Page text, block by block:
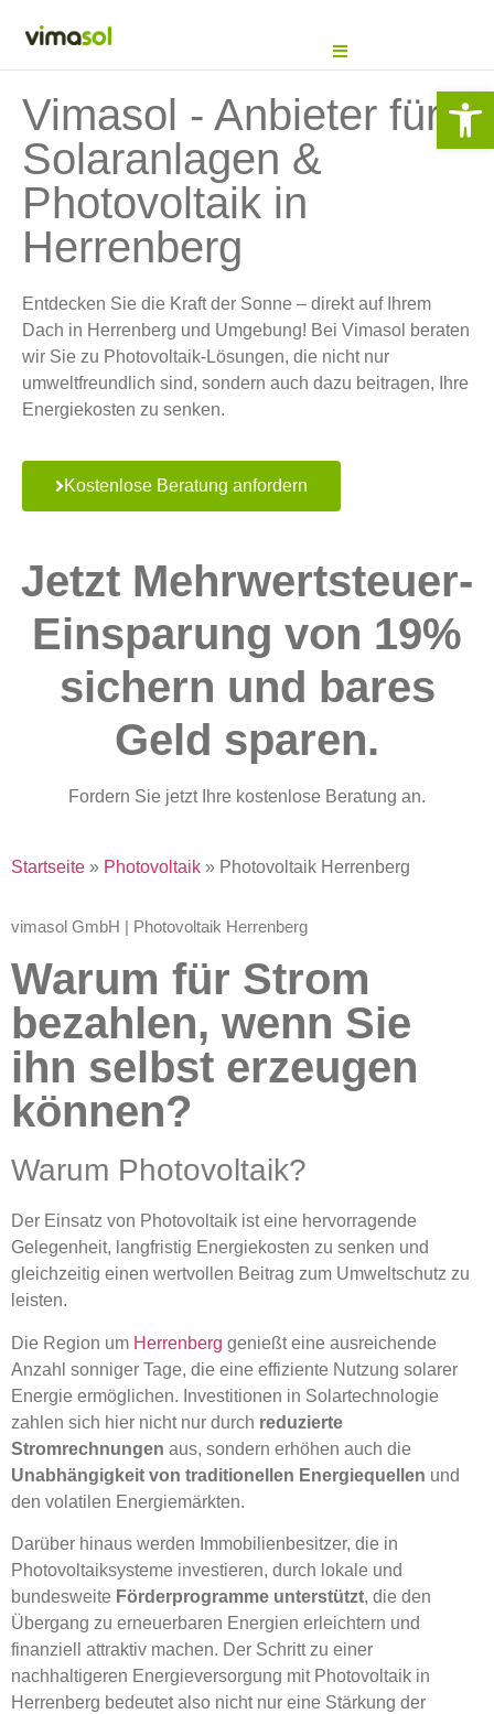
Vimasol - Anbieter für
Solaranlagen &
Photovoltaik in
Herrenberg
Entdecken Sie die Kraft der Sonne – direkt auf Ihrem
Dach in Herrenberg und Umgebung! Bei Vimasol beraten
wir Sie zu Photovoltaik-Lösungen, die nicht nur
umweltfreundlich sind, sondern auch dazu beitragen, Ihre
Energiekosten zu senken.
Kostenlose Beratung anfordern
Jetzt Mehrwertsteuer-
Einsparung von 19%
sichern und bares
Geld sparen.
Fordern Sie jetzt Ihre kostenlose Beratung an.
Startseite » Photovoltaik » Photovoltaik Herrenberg
vimasol GmbH | Photovoltaik Herrenberg
Warum für Strom
bezahlen, wenn Sie
ihn selbst erzeugen
können?
Warum Photovoltaik?
Der Einsatz von Photovoltaik ist eine hervorragende
Gelegenheit, langfristig Energiekosten zu senken und
gleichzeitig einen wertvollen Beitrag zum Umweltschutz zu
leisten.
Die Region um Herrenberg genießt eine ausreichende
Anzahl sonniger Tage, die eine effiziente Nutzung solarer
Energie ermöglichen. Investitionen in Solartechnologie
zahlen sich hier nicht nur durch reduzierte
Stromrechnungen aus, sondern erhöhen auch die
Unabhängigkeit von traditionellen Energiequellen und
den volatilen Energiemärkten.
Darüber hinaus werden Immobilienbesitzer, die in
Photovoltaiksysteme investieren, durch lokale und
bundesweite Förderprogramme unterstützt, die den
Übergang zu erneuerbaren Energien erleichtern und
finanziell attraktiv machen. Der Schritt zu einer
nachhaltigeren Energieversorgung mit Photovoltaik in
Herrenberg bedeutet also nicht nur eine Stärkung der